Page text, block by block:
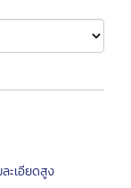
ะเอียดสูง